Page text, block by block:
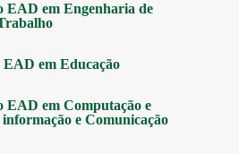
EAD em Engenharia de
EAD em Educação
EAD em Computação e
informação e Comunicação